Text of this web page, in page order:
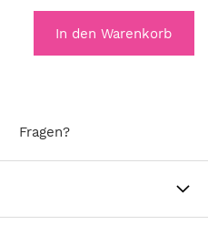
In den Warenkorb
Fragen?